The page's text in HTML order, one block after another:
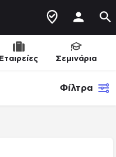
Εταιρείες Σεμινάρια
Φίλτρα